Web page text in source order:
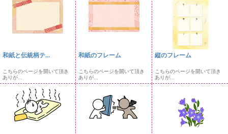
和紙と伝統柄テ...
こちらのページを開いて頂き
ありが...
和紙のフレーム
こちらのページを開いて頂き
ありが...
縦のフレーム
こちらのページを開いて頂き
ありが...